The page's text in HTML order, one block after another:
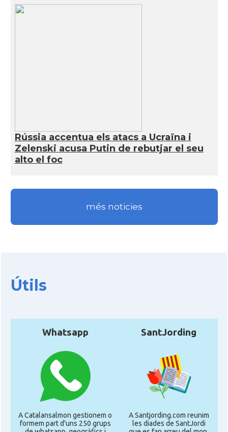
Rússia accentua els atacs a Ucraïna i
Zelenski acusa Putin de rebutjar el seu
alto el foc
més noticies
Útils
Whatsapp
A Catalansalmon gestionem o
formem part d'uns 250 grups
SantJording
A Santjording.com reunim
les diades de SantJordi